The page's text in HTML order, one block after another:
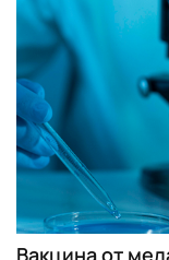
Вакцина от